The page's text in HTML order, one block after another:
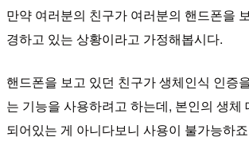
만약 여러분의 친구가 여러분의 핸드폰을
경하고 있는 상황이라고 가정해봅시다.
핸드폰을 보고 있던 친구가 생체인식 인증
는 기능을 사용하려고 하는데, 본인의 생체
되어있는 게 아니다보니 사용이 불가능하